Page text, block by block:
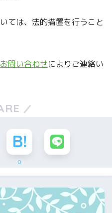
ては、法的措置を行うこと
お問い合わせによりご連絡い
0